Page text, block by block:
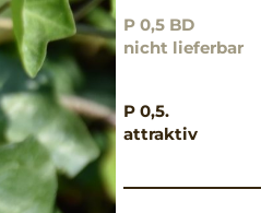
P 0,5 BD
nicht lieferbar
P 0,5.
attraktiv